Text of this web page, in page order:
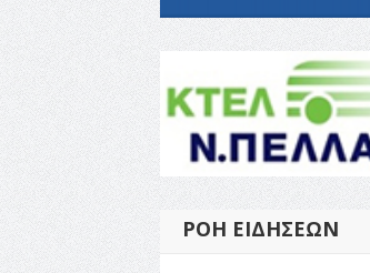
ΡΟΉ ΕΙΔΉΣΕΩΝ